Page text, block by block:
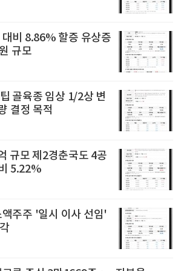
비 8.86% 할증 유상증
규모
골육종 임상 1/2상 변
결정 목적
규모 제2경춘국도 4공
5.22%
주주 '일시 이사 선임'